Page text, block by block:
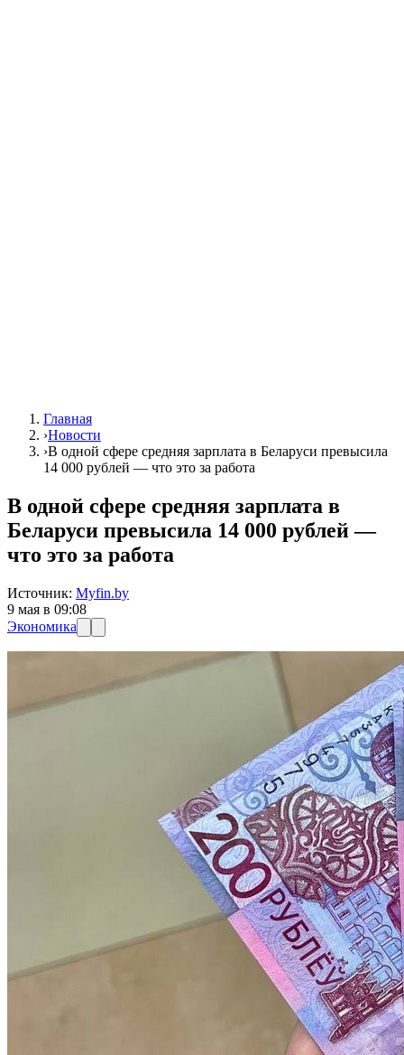
Главная
›Новости
›В одной сфере средняя зарплата в Беларуси превысила
14 000 рублей — что это за работа
В одной сфере средняя зарплата в
Беларуси превысила 14 000 рублей —
что это за работа
Источник: Myfin.by
9 мая в 09:08
Экономика